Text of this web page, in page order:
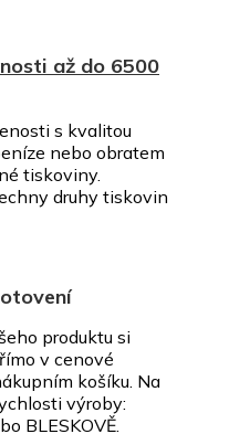
až do 6500
s kvalitou
nebo obratem
tiskoviny.
druhy tiskovin
produktu si
v cenové
košíku. Na
výroby:
BLESKOVĚ.